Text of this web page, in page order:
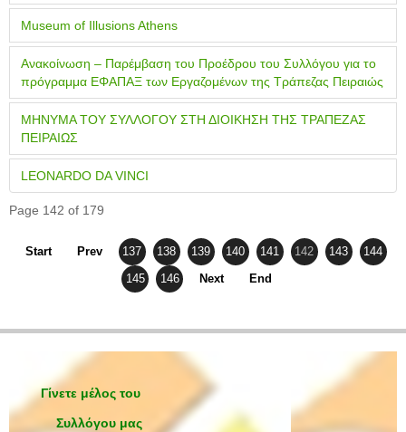
Museum of Illusions Athens
Ανακοίνωση – Παρέμβαση του Προέδρου του Συλλόγου για το
πρόγραμμα ΕΦΑΠΑΞ των Εργαζομένων της Τράπεζας Πειραιώς
ΜΗΝΥΜΑ ΤΟΥ ΣΥΛΛΟΓΟΥ ΣΤΗ ΔΙΟΙΚΗΣΗ ΤΗΣ ΤΡΑΠΕΖΑΣ
ΠΕΙΡΑΙΩΣ
LEONARDO DA VINCI
Page 142 of 179
Start Prev 137 138 139 140 141 142 143 144
145 146 Next End
Γίνετε μέλος του
Συλλόγου μας